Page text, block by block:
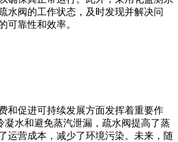
水阀的工作状态，及时发现并解决问
可靠性和效率。
和促进可持续发展方面发挥着重要作
凝水和避免蒸汽泄漏，疏水阀提高了蒸
运营成本，减少了环境污染。未来，随